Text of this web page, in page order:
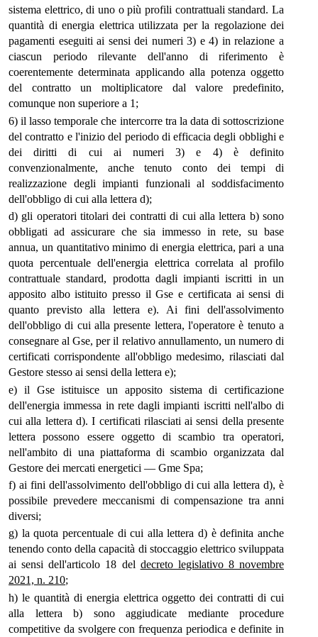
sistema elettrico, di uno o più profili contrattuali standard. La
quantità di energia elettrica utilizzata per la regolazione dei
pagamenti eseguiti ai sensi dei numeri 3) e 4) in relazione a
ciascun periodo rilevante dell'anno di riferimento è
coerentemente determinata applicando alla potenza oggetto
del contratto un moltiplicatore dal valore predefinito,
comunque non superiore a 1;
6) il lasso temporale che intercorre tra la data di sottoscrizione
del contratto e l'inizio del periodo di efficacia degli obblighi e
dei diritti di cui ai numeri 3) e 4) è definito
convenzionalmente, anche tenuto conto dei tempi di
realizzazione degli impianti funzionali al soddisfacimento
dell'obbligo di cui alla lettera d);
d) gli operatori titolari dei contratti di cui alla lettera b) sono
obbligati ad assicurare che sia immesso in rete, su base
annua, un quantitativo minimo di energia elettrica, pari a una
quota percentuale dell'energia elettrica correlata al profilo
contrattuale standard, prodotta dagli impianti iscritti in un
apposito albo istituito presso il Gse e certificata ai sensi di
quanto previsto alla lettera e). Ai fini dell'assolvimento
dell'obbligo di cui alla presente lettera, l'operatore è tenuto a
consegnare al Gse, per il relativo annullamento, un numero di
certificati corrispondente all'obbligo medesimo, rilasciati dal
Gestore stesso ai sensi della lettera e);
e) il Gse istituisce un apposito sistema di certificazione
dell'energia immessa in rete dagli impianti iscritti nell'albo di
cui alla lettera d). I certificati rilasciati ai sensi della presente
lettera possono essere oggetto di scambio tra operatori,
nell'ambito di una piattaforma di scambio organizzata dal
Gestore dei mercati energetici — Gme Spa;
f) ai fini dell'assolvimento dell'obbligo di cui alla lettera d), è
possibile prevedere meccanismi di compensazione tra anni
diversi;
g) la quota percentuale di cui alla lettera d) è definita anche
tenendo conto della capacità di stoccaggio elettrico sviluppata
ai sensi dell'articolo 18 del decreto legislativo 8 novembre
2021, n. 210;
h) le quantità di energia elettrica oggetto dei contratti di cui
alla lettera b) sono aggiudicate mediante procedure
competitive da svolgere con frequenza periodica e definite in